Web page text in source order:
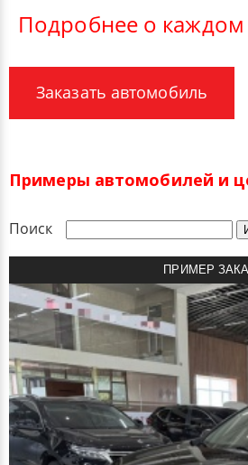
Подробнее о каждом
Заказать автомобиль
Примеры автомобилей и
Поиск
ПРИМЕР